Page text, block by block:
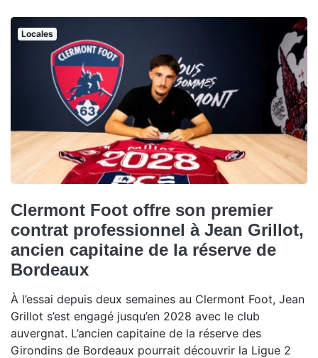
Locales
Clermont Foot offre son premier
contrat professionnel à Jean Grillot,
ancien capitaine de la réserve de
Bordeaux
À l’essai depuis deux semaines au Clermont Foot, Jean
Grillot s’est engagé jusqu’en 2028 avec le club
auvergnat. L’ancien capitaine de la réserve des
Girondins de Bordeaux pourrait découvrir la Ligue 2